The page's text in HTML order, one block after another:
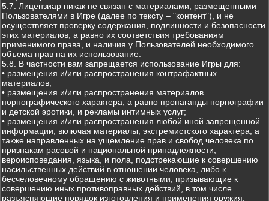
5.7. Лицензиар никак не связан с материалами, размещенными
Пользователями в Игре (далее по тексту – "контент"), и не
осуществляет проверку содержания, подлинности и безопасности
этих материалов, а равно их соответствия требованиям
применимого права, и наличия у Пользователей необходимого
объема прав на их использование.
5.8. В частности вам запрещается использование Игры для:
• размещения и/или распространения контрафактных
материалов;
• размещения и/или распространения материалов
порнографического характера, а равно пропаганды порнографии
и детской эротики, и рекламы интимных услуг;
• размещения и/или распространения любой иной запрещенной
информации, включая материалы, экстремистского характера, а
также направленных на ущемление прав и свобод человека по
признакам расовой и национальной принадлежности,
вероисповедания, языка, и пола, подстрекающие к совершению
насильственных действий в отношении человека, либо к
бесчеловечному обращению с животными, призывающие к
совершению иных противоправных действий, в том числе
разъясняющие порядок изготовления и применения оружия,